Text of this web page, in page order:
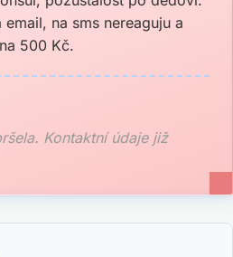
na sms nereaguju a
500 Kč.
Kontaktní údaje již